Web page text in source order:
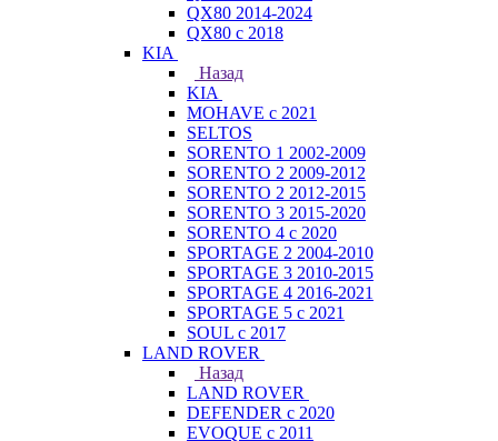
QX80 2014-2024
QX80 c 2018
KIA
Назад
KIA
MOHAVE с 2021
SELTOS
SORENTO 1 2002-2009
SORENTO 2 2009-2012
SORENTO 2 2012-2015
SORENTO 3 2015-2020
SORENTO 4 с 2020
SPORTAGE 2 2004-2010
SPORTAGE 3 2010-2015
SPORTAGE 4 2016-2021
SPORTAGE 5 с 2021
SOUL с 2017
LAND ROVER
Назад
LAND ROVER
DEFENDER с 2020
EVOQUE с 2011